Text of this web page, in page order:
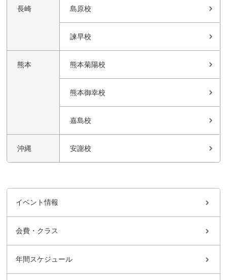
長崎 島原校
諫早校
熊本 熊本菊陽校
熊本御幸校
嘉島校
沖縄 安謝校
イベント情報
会費・クラス
年間スケジュール